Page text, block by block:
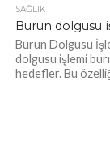
SAĞLIK
Burun dolgusu
Burun Dolgusu
dolgusu işlemi
hedefler. Bu